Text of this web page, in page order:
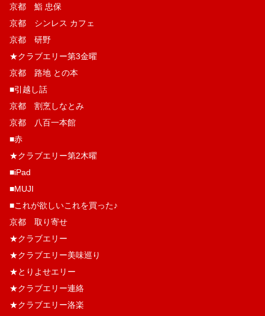
京都 鮨 忠保
京都 シンレス カフェ
京都 研野
★クラブエリー第3金曜
京都 路地 との本
■引越し話
京都 割烹しなとみ
京都 八百一本館
■赤
★クラブエリー第2木曜
■iPad
■MUJI
■これが欲しいこれを買った♪
京都 取り寄せ
★クラブエリー
★クラブエリー美味巡り
★とりよせエリー
★クラブエリー連絡
★クラブエリー洛楽